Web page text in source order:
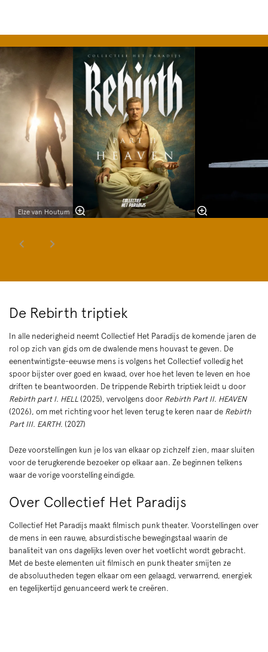
Overslaan
Elze van Houtum
De Rebirth triptiek
In alle nederigheid neemt Collectief Het Paradijs de komende jaren de
rol op zich van gids om de dwalende mens houvast te geven. De
eenentwintigste-eeuwse mens is volgens het Collectief volledig het
spoor bijster over goed en kwaad, over hoe het leven te leven en hoe
driften te beantwoorden. De trippende Rebirth triptiek leidt u door
Rebirth part I. HELL (2025), vervolgens door Rebirth Part II. HEAVEN
(2026), om met richting voor het leven terug te keren naar de Rebirth
Part III. EARTH. (2027)
Deze voorstellingen kun je los van elkaar op zichzelf zien, maar sluiten
voor de terugkerende bezoeker op elkaar aan. Ze beginnen telkens
waar de vorige voorstelling eindigde.
Over Collectief Het Paradijs
Collectief Het Paradijs maakt filmisch punk theater. Voorstellingen over
de mens in een rauwe, absurdistische bewegingstaal waarin de
banaliteit van ons dagelijks leven over het voetlicht wordt gebracht.
Met de beste elementen uit filmisch en punk theater smijten ze
de absoluutheden tegen elkaar om een gelaagd, verwarrend, energiek
en tegelijkertijd genuanceerd werk te creëren.